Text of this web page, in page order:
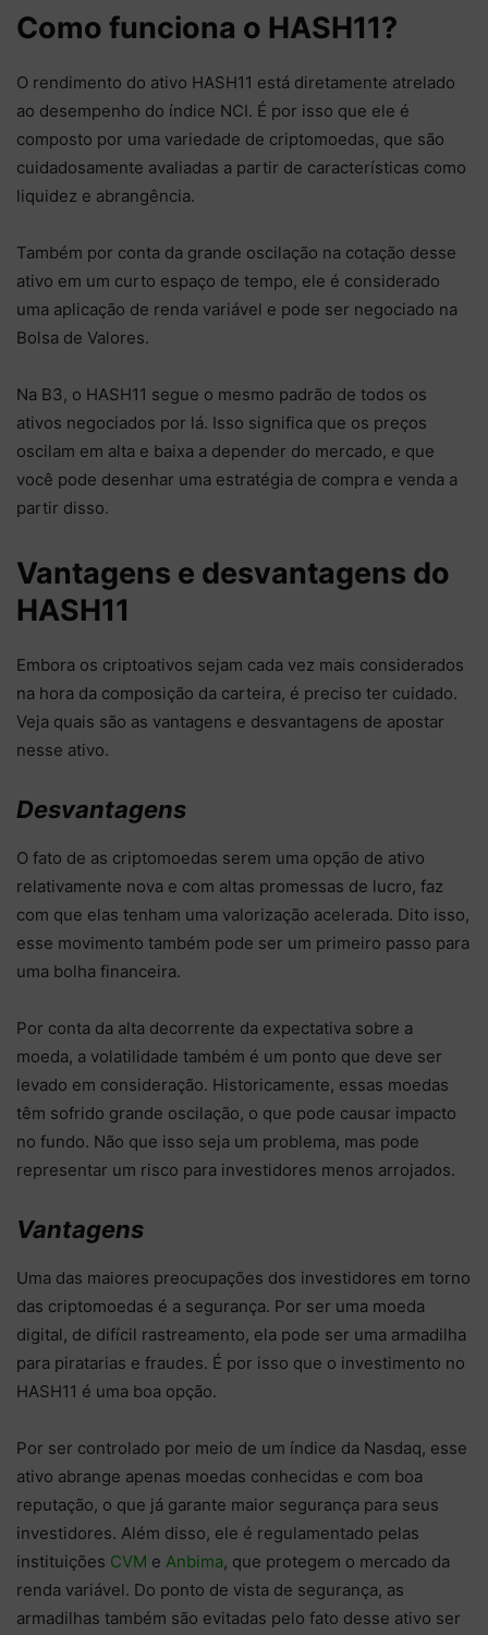
Como funciona o HASH11?
O rendimento do ativo HASH11 está diretamente atrelado
ao desempenho do índice NCI. É por isso que ele é
composto por uma variedade de criptomoedas, que são
cuidadosamente avaliadas a partir de características como
liquidez e abrangência.
Também por conta da grande oscilação na cotação desse
ativo em um curto espaço de tempo, ele é considerado
uma aplicação de renda variável e pode ser negociado na
Bolsa de Valores.
Na B3, o HASH11 segue o mesmo padrão de todos os
ativos negociados por lá. Isso significa que os preços
oscilam em alta e baixa a depender do mercado, e que
você pode desenhar uma estratégia de compra e venda a
partir disso.
Vantagens e desvantagens do
HASH11
Embora os criptoativos sejam cada vez mais considerados
na hora da composição da carteira, é preciso ter cuidado.
Veja quais são as vantagens e desvantagens de apostar
nesse ativo.
Desvantagens
O fato de as criptomoedas serem uma opção de ativo
relativamente nova e com altas promessas de lucro, faz
com que elas tenham uma valorização acelerada. Dito isso,
esse movimento também pode ser um primeiro passo para
uma bolha financeira.
Por conta da alta decorrente da expectativa sobre a
moeda, a volatilidade também é um ponto que deve ser
levado em consideração. Historicamente, essas moedas
têm sofrido grande oscilação, o que pode causar impacto
no fundo. Não que isso seja um problema, mas pode
representar um risco para investidores menos arrojados.
Vantagens
Uma das maiores preocupações dos investidores em torno
das criptomoedas é a segurança. Por ser uma moeda
digital, de difícil rastreamento, ela pode ser uma armadilha
para piratarias e fraudes. É por isso que o investimento no
HASH11 é uma boa opção.
Por ser controlado por meio de um índice da Nasdaq, esse
ativo abrange apenas moedas conhecidas e com boa
reputação, o que já garante maior segurança para seus
investidores. Além disso, ele é regulamentado pelas
instituições CVM e Anbima, que protegem o mercado da
renda variável. Do ponto de vista de segurança, as
armadilhas também são evitadas pelo fato desse ativo ser